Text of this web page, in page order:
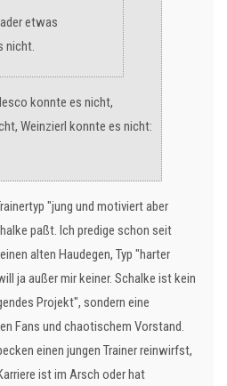
etwas
nicht.
konnte es nicht,
Weinzierl konnte es nicht:
"jung und motiviert aber
paßt. Ich predige schon seit
alten Haudegen, Typ "harter
ja außer mir keiner. Schalke ist kein
Projekt", sondern eine
Fans und chaotischem Vorstand.
einen jungen Trainer reinwirfst,
ist im Arsch oder hat